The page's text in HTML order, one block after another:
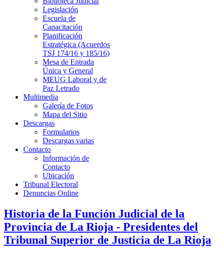
Legislación
Escuela de
Capacitación
Planificación
Estratégica (Acuerdos
TSJ 174/16 y 185/16)
Mesa de Entrada
Única y General
MEUG Laboral y de
Paz Letrado
Multimedia
Galería de Fotos
Mapa del Sitio
Descargas
Formularios
Descargas varias
Contacto
Información de
Contacto
Ubicación
Tribunal Electoral
Denuncias Online
Historia de la Función Judicial de la
Provincia de La Rioja - Presidentes del
Tribunal Superior de Justicia de La Rioja